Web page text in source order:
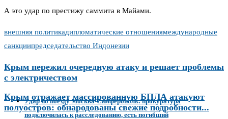
А это удар по престижу саммита в Майами.
внешняя политикадипломатические отношениямеждународные
санкциипредседательство Индонезии
Крым пережил очередную атаку и решает проблемы
с электричеством
Крым отражает массированную БПЛА атакуют
полуостров: обнародованы свежие подробности...
Удар по поезду Москва-Симферополь: прокуратура
подключилась к расследованию, есть погибший